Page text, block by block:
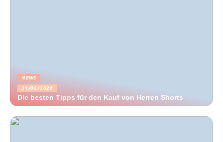
NEWS
31/05/2026
Die besten Tipps für den Kauf von Herren Shorts